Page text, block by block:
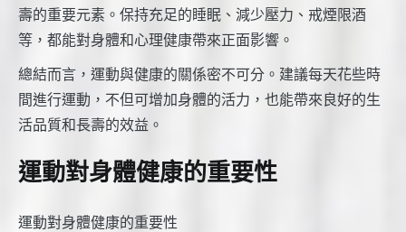
壽的重要元素。保持充足的睡眠、減少壓力、戒煙限酒
等，都能對身體和心理健康帶來正面影響。
總結而言，運動與健康的關係密不可分。建議每天花些時
間進行運動，不但可增加身體的活力，也能帶來良好的生
活品質和長壽的效益。
運動對身體健康的重要性
運動對身體健康的重要性